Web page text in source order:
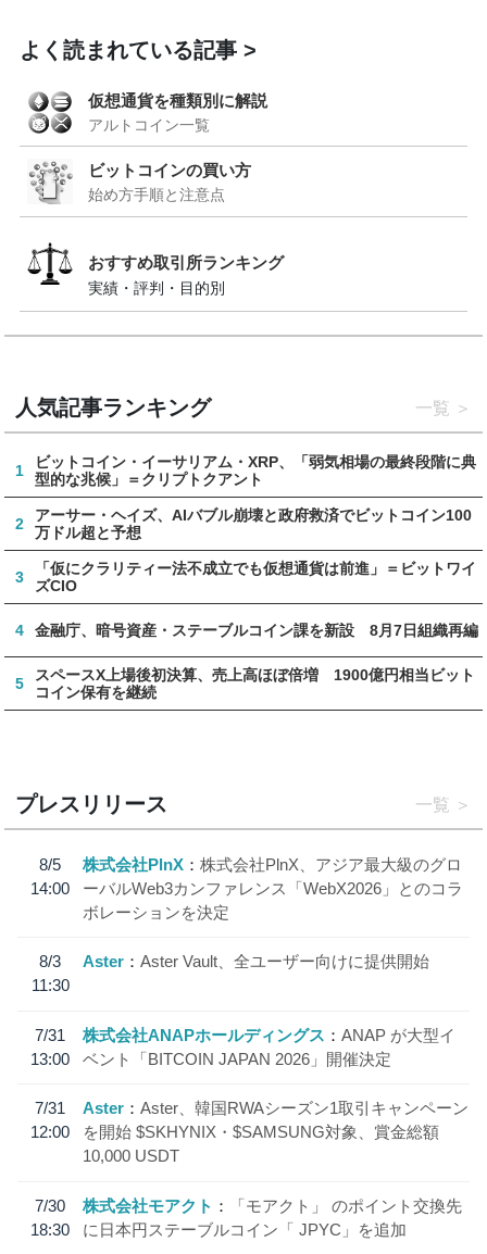
よく読まれている記事
仮想通貨を種類別に解説
アルトコイン一覧
ビットコインの買い方
始め方手順と注意点
おすすめ取引所ランキング
実績・評判・目的別
人気記事ランキング 一覧
1
ビットコイン・イーサリアム・XRP、「弱気相場の最終段階に典
型的な兆候」＝クリプトクアント
2
アーサー・ヘイズ、AIバブル崩壊と政府救済でビットコイン100
万ドル超と予想
3
「仮にクラリティー法不成立でも仮想通貨は前進」＝ビットワイ
ズCIO
4 金融庁、暗号資産・ステーブルコイン課を新設 8月7日組織再編
5
スペースX上場後初決算、売上高ほぼ倍増 1900億円相当ビット
コイン保有を継続
プレスリリース 一覧
8/5
14:00
株式会社PlnX
株式会社PlnX、アジア最大級のグロ
ーバルWeb3カンファレンス「WebX2026」とのコラ
ボレーションを決定
8/3
11:30
Aster Aster Vault、全ユーザー向けに提供開始
7/31
13:00
株式会社ANAPホールディングス
ANAP が大型イ
ベント「BITCOIN JAPAN 2026」開催決定
7/31
12:00
Aster
Aster、韓国RWAシーズン1取引キャンペーン
を開始 $SKHYNIX・$SAMSUNG対象、賞金総額
10,000 USDT
7/30
18:30
株式会社モアクト
「モアクト」 のポイント交換先
に日本円ステーブルコイン「 JPYC」を追加